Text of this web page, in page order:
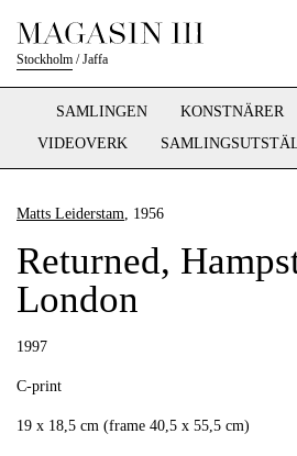
Stockholm /Jaffa
SAMLINGEN KONSTNÄRER
VIDEOVERK
Matts Leiderstam, 1956
Returned,
London
1997
C-print
19 x 18,5 cm (frame 40,5 x 55,5 cm)